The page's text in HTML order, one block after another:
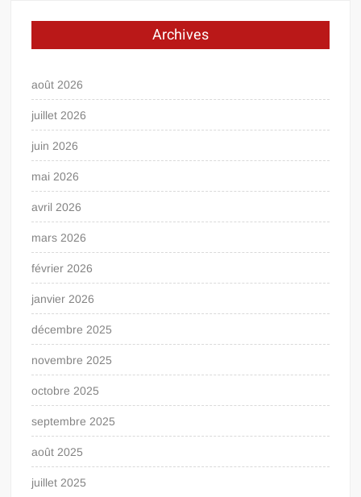
Archives
août 2026
juillet 2026
juin 2026
mai 2026
avril 2026
mars 2026
février 2026
janvier 2026
décembre 2025
novembre 2025
octobre 2025
septembre 2025
août 2025
juillet 2025